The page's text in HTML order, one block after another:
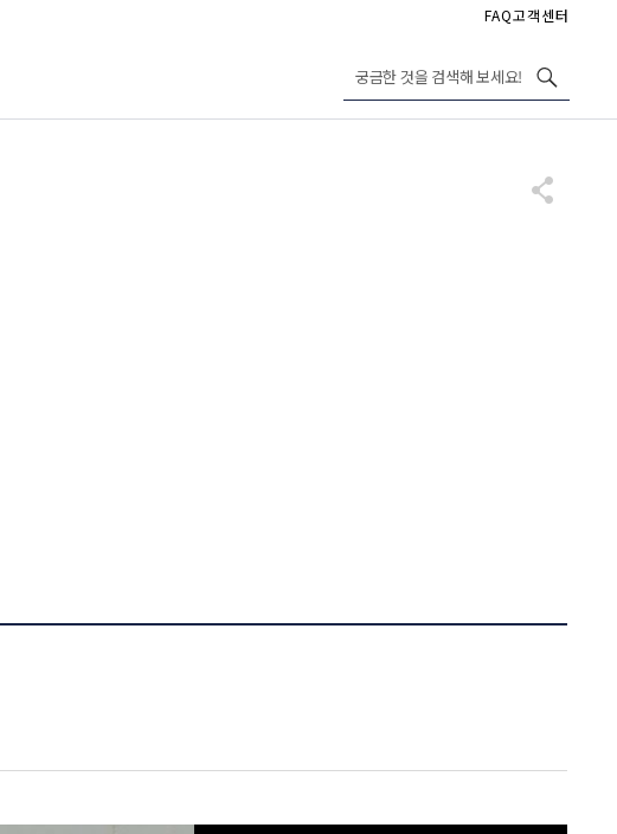
FAQ고객센터
궁금한 것을 검색해 보세요!